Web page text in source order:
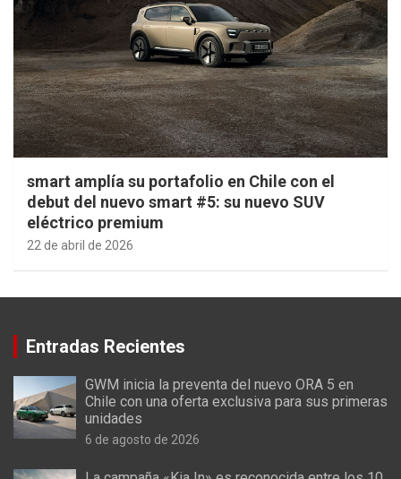
smart amplía su portafolio en Chile con el
debut del nuevo smart #5: su nuevo SUV
eléctrico premium
22 de abril de 2026
Entradas Recientes
GWM inicia la preventa del nuevo ORA 5 en
Chile con una oferta exclusiva para sus primeras
unidades
6 de agosto de 2026